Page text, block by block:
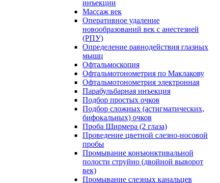
инъекции
Массаж век
Оперативное удаление
новообразований век с анестезией
(РПУ)
Определение равнодействия глазных
мышц
Офтальмоскопия
Офтальмотонометрия по Маклакову
Офтальмотонометрия электронная
Парабульбарная инъекция
Подбор простых очков
Подбор сложных (астигматических,
бифокальных) очков
Проба Ширмера (2 глаза)
Проведение цветной слезно-носовой
пробы
Промывание конъюнктивальной
полости струйно (двойной выворот
век)
Промывание слезных канальцев